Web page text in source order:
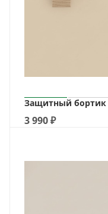
Защитный бортик
3 990₽